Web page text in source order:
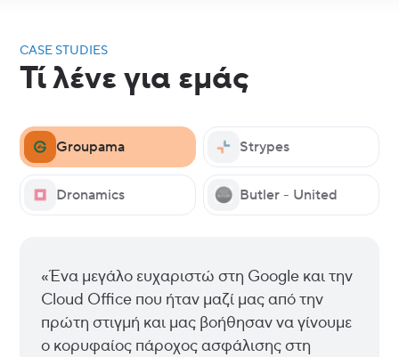
CASE STUDIES
Τί λένε για εμάς
Groupama Strypes
Dronamics Butler - United
«Ένα μεγάλο ευχαριστώ στη Google και την
Cloud Office που ήταν μαζί μας από την
πρώτη στιγμή και μας βοήθησαν να γίνουμε
ο κορυφαίος πάροχος ασφάλισης στη